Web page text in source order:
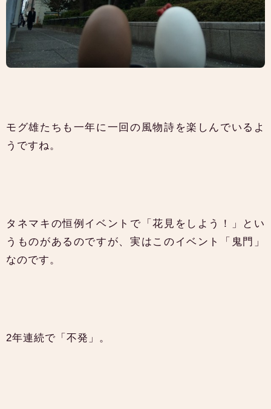
モグ雄たちも一年に一回の風物詩を楽しんでいるよ
うですね。
タネマキの恒例イベントで「花見をしよう！」とい
うものがあるのですが、実はこのイベント「鬼門」
なのです。
2年連続で「不発」。